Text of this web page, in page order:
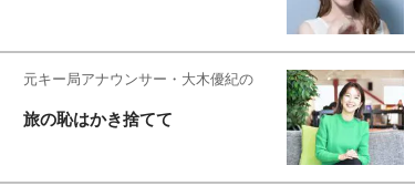
元キー局アナウンサー・大木優紀の
旅の恥はかき捨てて